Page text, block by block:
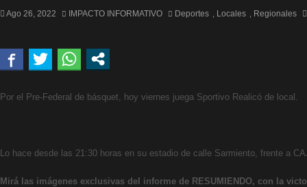
Ago 26, 2022 IMPACTO INFORMATIVO Deportes Locales Regionales
Por el Pre-Federal de básquet, hoy viernes juega Sportivo Realicó de local.
Lo hace desde las 21:30 horas en su estadio de calle Sarmiento, frente a
Mirá las imágenes exclusivas del informe de RESUMIENDO, con la